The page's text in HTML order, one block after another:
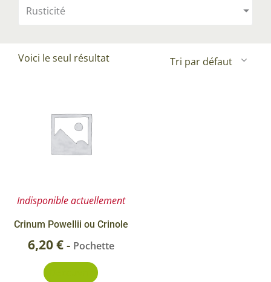
Rusticité
Voici le seul résultat
Indisponible actuellement
Crinum Powellii ou Crinole
6,20€- Pochette